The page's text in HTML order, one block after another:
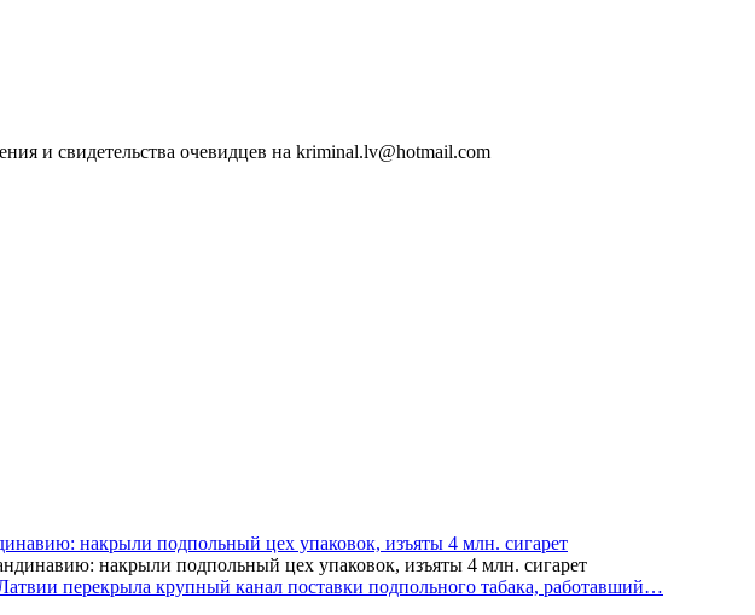
и свидетельства очевидцев на kriminal.lv@hotmail.com
накрыли подпольный цех упаковок, изъяты 4 млн. сигарет
перекрыла крупный канал поставки подпольного табака, работавший…